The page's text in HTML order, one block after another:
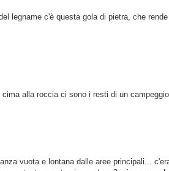
legname c'è questa gola di pietra, che
alla roccia ci sono i resti di un
vuota e lontana dalle aree principali...